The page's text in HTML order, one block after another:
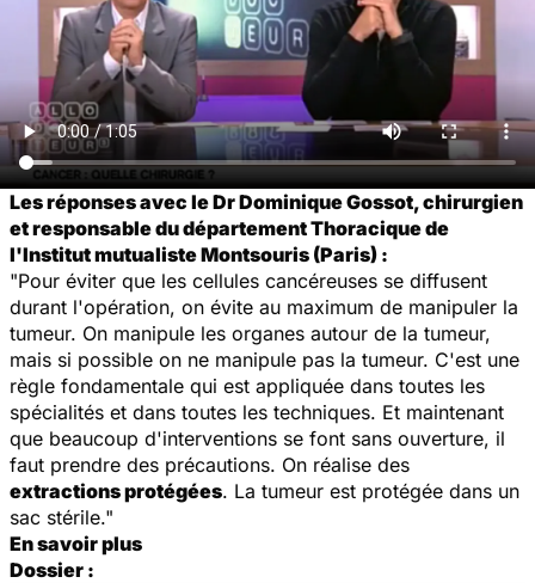
Les réponses avec le Dr Dominique Gossot, chirurgien
et responsable du département Thoracique de
l'Institut mutualiste Montsouris (Paris) :
"Pour éviter que les cellules cancéreuses se diffusent
durant l'opération, on évite au maximum de manipuler la
tumeur. On manipule les organes autour de la tumeur,
mais si possible on ne manipule pas la tumeur. C'est une
règle fondamentale qui est appliquée dans toutes les
spécialités et dans toutes les techniques. Et maintenant
que beaucoup d'interventions se font sans ouverture, il
faut prendre des précautions. On réalise des
extractions protégées. La tumeur est protégée dans un
sac stérile."
En savoir plus
Dossier :